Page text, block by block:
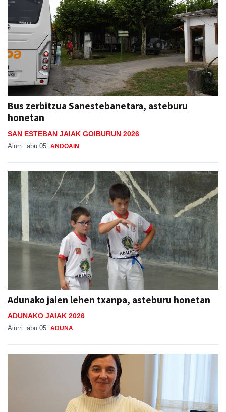
Bus zerbitzua Sanestebanetara, asteburu
honetan
SAN ESTEBAN JAIAK GOIBURUN 2026
Aiurri abu 05 ANDOAIN
Adunako jaien lehen txanpa, asteburu honetan
ADUNAKO JAIAK 2026
Aiurri abu 05 ADUNA